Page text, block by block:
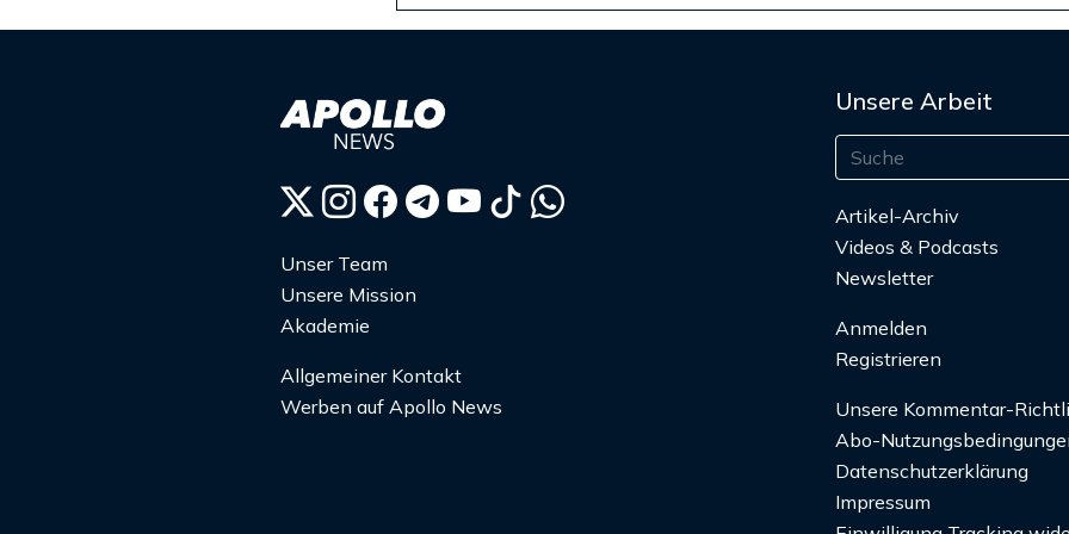
Unser Team
Unsere Mission
Akademie
Allgemeiner Kontakt
Werben auf Apollo News
Unsere Arbeit
Artikel-Archiv
Videos & Podcasts
Newsletter
Anmelden
Registrieren
Unsere Kommentar-
Abo-
Datenschutzerklärung
Impressum